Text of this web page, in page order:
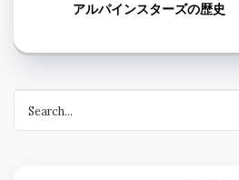
アルパインスターズの歴史
for: